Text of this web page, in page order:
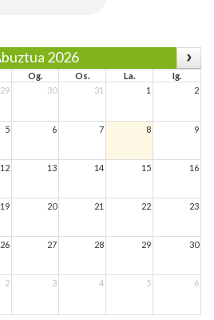
2026
Og. Os. La.
Ig.
29 30 31 1 2
5 6 7 8 9
12 13 14 15 16
19 20 21 22 23
26 27 28 29 30
2 3 4 5 6